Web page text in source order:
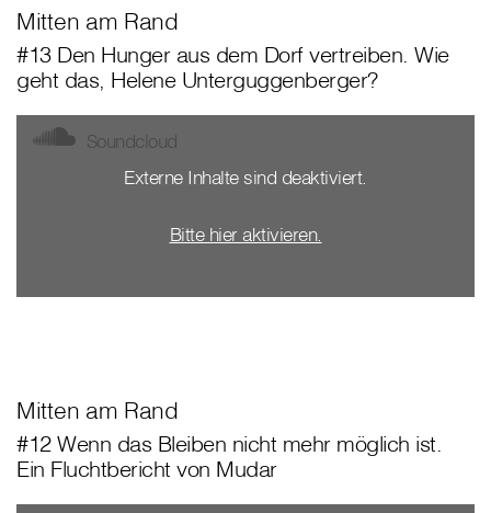
Mitten am Rand
#13 Den Hunger aus dem Dorf vertreiben. Wie
geht das, Helene Unterguggenberger?
Soundcloud
Externe Inhalte sind deaktiviert.
Bitte hier aktivieren.
Mitten am Rand
#12 Wenn das Bleiben nicht mehr möglich ist.
Ein Fluchtbericht von Mudar